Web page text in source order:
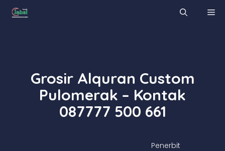
Skip
Grosir Alquran Custom
Pulomerak – Kontak
087777 500 661
Penerbit